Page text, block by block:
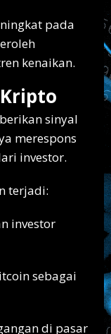
pada
kenaikan.
sinyal
merespons
investor.
terjadi:
investor
sebagai
di pasar